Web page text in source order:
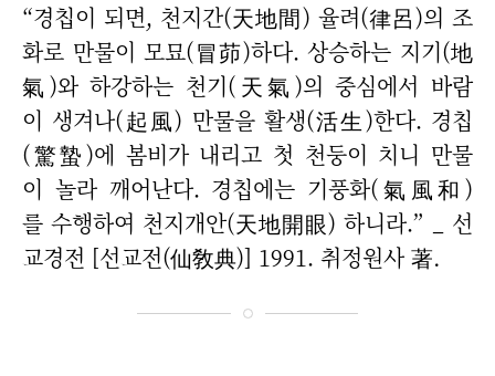
“경칩이 되면, 천지간(天地間) 율려(律呂)의 조
화로 만물이 모묘(冒茆)하다. 상승하는 지기(地
氣)와 하강하는 천기(天氣)의 중심에서 바람
이 생겨나(起風) 만물을 활생(活生)한다. 경칩
(驚蟄)에 봄비가 내리고 첫 천둥이 치니 만물
이 놀라 깨어난다. 경칩에는 기풍화(氣風和)
를 수행하여 천지개안(天地開眼) 하니라.” _ 선
교경전 [선교전(仙敎典)] 1991. 취정원사 著.